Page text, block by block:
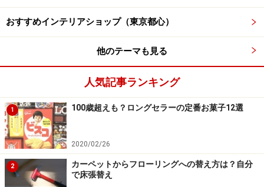
おすすめインテリアショップ（東京都心）
他のテーマも見る
人気記事ランキング
1 100歳超えも？ロングセラーの定番お菓子12選
2020/02/26
2
カーペットからフローリングへの替え方は？自分
で床張替え